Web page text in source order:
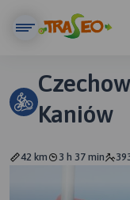
Kaniów
42 km 3 h 37 min